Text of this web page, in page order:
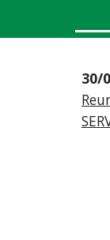
30/